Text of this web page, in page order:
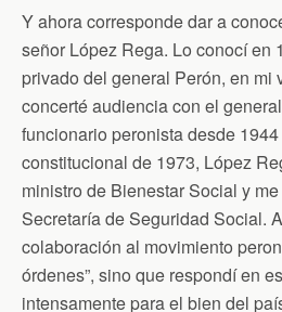
Y ahora corresponde dar a
señor López Rega. Lo conocí en
privado del general Perón, en mi
concerté audiencia con el
funcionario peronista desde
constitucional de 1973, López
ministro de Bienestar Social y
Secretaría de Seguridad Social.
colaboración al movimiento
órdenes”, sino que respondí en
intensamente para el bien del